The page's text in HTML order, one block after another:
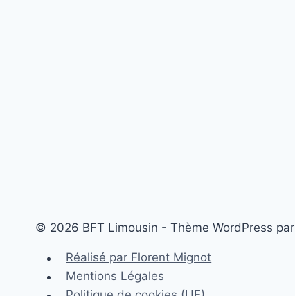
© 2026 BFT Limousin - Thème WordPress par
Réalisé par Florent Mignot
Mentions Légales